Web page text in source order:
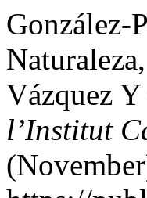
González-
Vázquez
l’Institut